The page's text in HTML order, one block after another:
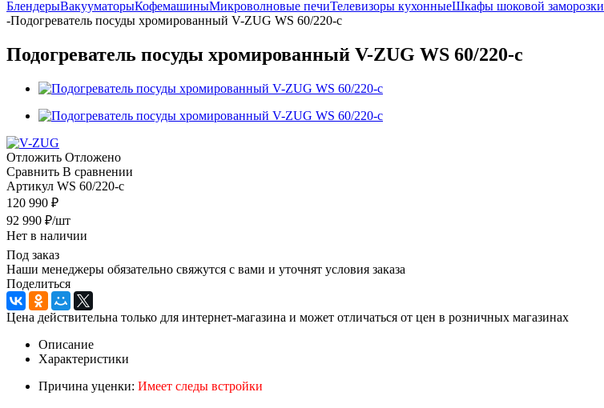
БлендерыВакууматорыКофемашиныМикроволновые печиТелевизоры кухонныеШкафы шоковой заморозки
-Подогреватель посуды хромированный V-ZUG WS 60/220-c
Подогреватель посуды хромированный V-ZUG WS 60/220-c
Отложить Отложено
Сравнить В сравнении
Артикул WS 60/220-c
120 990 ₽
92 990 ₽/шт
Нет в наличии
Под заказ
Наши менеджеры обязательно свяжутся с вами и уточнят условия заказа
Поделиться
Цена действительна только для интернет-магазина и может отличаться от цен в розничных магазинах
Описание
Характеристики
Причина уценки: Имеет следы встройки